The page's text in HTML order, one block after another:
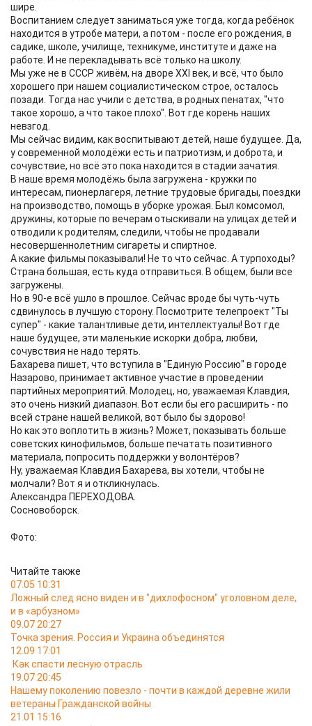
шире.
Воспитанием следует заниматься уже тогда, когда ребёнок
находится в утробе матери, а потом - после его рождения, в
садике, школе, училище, техникуме, институте и даже на
работе. И не перекладывать всё только на школу.
Мы уже не в СССР живём, на дворе XXI век, и всё, что было
хорошего при нашем социалистическом строе, осталось
позади. Тогда нас учили с детства, в родных пенатах, "что
такое хорошо, а что такое плохо". Вот где корень наших
невзгод.
Мы сейчас видим, как воспитывают детей, наше будущее. Да,
у современной молодёжи есть и патриотизм, и доброта, и
сочувствие, но всё это пока находится в стадии зачатия.
В наше время молодёжь была загружена - кружки по
интересам, пионерлагеря, летние трудовые бригады, поездки
на производство, помощь в уборке урожая. Был комсомол,
дружины, которые по вечерам отыскивали на улицах детей и
отводили к родителям, следили, чтобы не продавали
несовершеннолетним сигареты и спиртное.
А какие фильмы показывали! Не то что сейчас. А турпоходы?
Страна большая, есть куда отправиться. В общем, были все
загружены.
Но в 90-е всё ушло в прошлое. Сейчас вроде бы чуть-чуть
сдвинулось в лучшую сторону. Посмотрите телепроект "Ты
супер" - какие талантливые дети, интеллектуалы! Вот где
наше будущее, эти маленькие искорки добра, любви,
сочувствия не надо терять.
Бахарева пишет, что вступила в "Единую Россию" в городе
Назарово, принимает активное участие в проведении
партийных мероприятий. Молодец, но, уважаемая Клавдия,
это очень низкий диапазон. Вот если бы его расширить - по
всей стране нашей великой, вот было бы здорово!
Но как это воплотить в жизнь? Может, показывать больше
советских кинофильмов, больше печатать позитивного
материала, попросить поддержки у волонтёров?
Ну, уважаемая Клавдия Бахарева, вы хотели, чтобы не
молчали? Вот я и откликнулась.
Александра ПЕРЕХОДОВА.
Сосновоборск.
Фото:
Читайте также
07.05 10:31
Ложный след ясно виден и в "дихлофосном" уголовном деле,
и в «арбузном»
09.07 20:27
Точка зрения. Россия и Украина объединятся
12.09 17:01
Как спасти лесную отрасль
19.07 20:45
Нашему поколению повезло - почти в каждой деревне жили
ветераны Гражданской войны
21.01 15:16